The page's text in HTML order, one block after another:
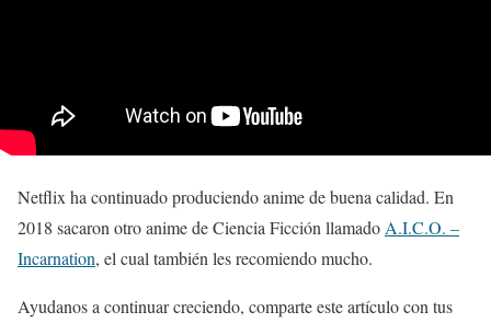
Netflix ha continuado produciendo anime de buena calidad. En
2018 sacaron otro anime de Ciencia Ficción llamado A.I.C.O. –
Incarnation, el cual también les recomiendo mucho.
Ayudanos a continuar creciendo, comparte este artículo con tus